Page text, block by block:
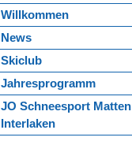
Willkommen
News
Skiclub
Jahresprogramm
JO Schneesport Matten
Interlaken